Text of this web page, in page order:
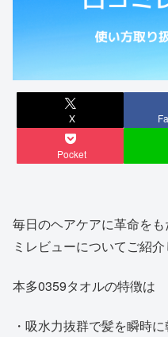
X
Pocket
毎日のヘアケアに革命を
ミレビューについてご紹
本多0359タオルの特徴は
・吸水力抜群で髪を瞬時